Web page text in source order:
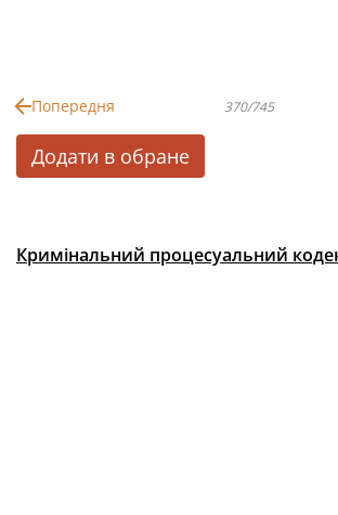
Попередня 370/745
Додати в обране
Кримінальний процесуальний